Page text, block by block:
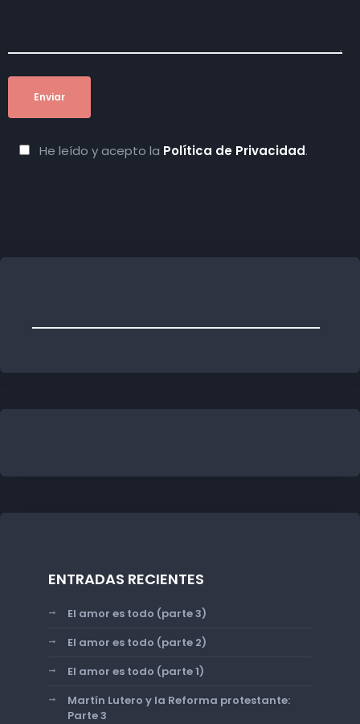
He leído y acepto la Política de Privacidad.
ENTRADAS RECIENTES
El amor es todo (parte 3)
El amor es todo (parte 2)
El amor es todo (parte 1)
Martín Lutero y la Reforma protestante:
Parte 3